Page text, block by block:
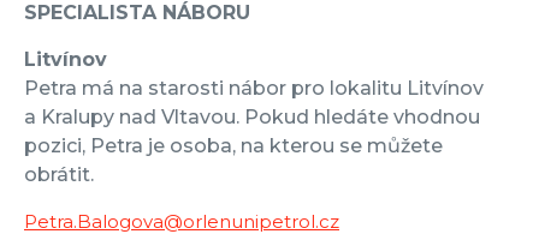
SPECIALISTA NÁBORU
Litvínov
Petra má na starosti nábor pro lokalitu Litvínov
a Kralupy nad Vltavou. Pokud hledáte vhodnou
pozici, Petra je osoba, na kterou se můžete
obrátit.
Petra.Balogova@orlenunipetrol.cz